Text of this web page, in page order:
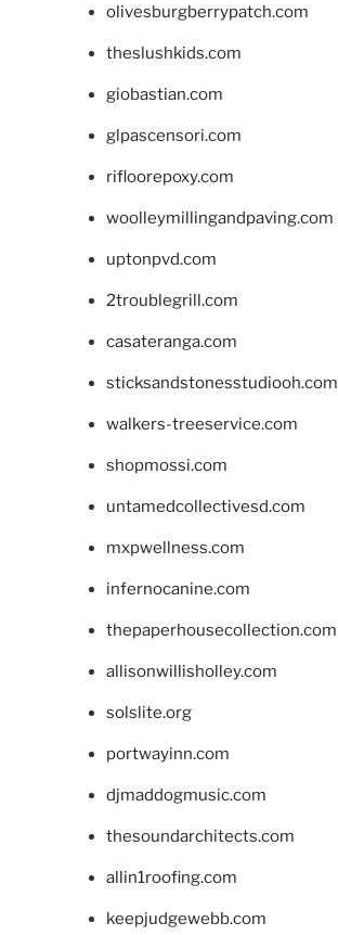
olivesburgberrypatch.com
theslushkids.com
giobastian.com
glpascensori.com
rifloorepoxy.com
woolleymillingandpaving.com
uptonpvd.com
2troublegrill.com
casateranga.com
sticksandstonesstudiooh.com
walkers-treeservice.com
shopmossi.com
untamedcollectivesd.com
mxpwellness.com
infernocanine.com
thepaperhousecollection.com
allisonwillisholley.com
solslite.org
portwayinn.com
djmaddogmusic.com
thesoundarchitects.com
allin1roofing.com
keepjudgewebb.com